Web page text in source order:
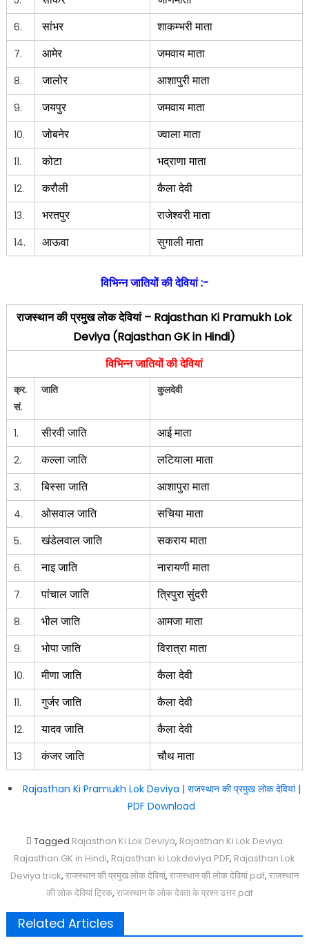
6. सांभर शाकम्भरी माता
7. आमेर जमवाय माता
8. जालोर आशापुरी माता
9. जयपुर जमवाय माता
10. जोबनेर ज्वाला माता
11. कोटा भद्राणा माता
12. करौली कैला देवी
13. भरतपुर राजेश्वरी माता
14. आऊवा सुगाली माता
विभिन्न जातियों कीदेवियां :-
राजस्थान की प्रमुख लोक देवियां– Rajasthan Ki Pramukh Lok
Deviya (Rajasthan GK in Hindi)
विभिन्न जातियों कीदेवियां
क्र.
सं.
जाति कुलदेवी
1. सीरवी जाति आई माता
2. कल्ला जाति लटियाला माता
3. बिस्सा जाति आशापुरा माता
4. ओसवाल जाति सचिया माता
5. खंडेलवाल जाति सकराय माता
6. नाइ जाति नारायणी माता
7. पांचाल जाति त्रिपुरा सुंदरी
8. भील जाति आमजा माता
9. भोपा जाति विरात्रा माता
10. मीणा जाति कैला देवी
11. गुर्जर जाति कैला देवी
12. यादव जाति कैला देवी
13 कंजर जाति चौथ माता
Rajasthan Ki Pramukh Lok Deviya | राजस्थान की प्रमुख लोक देवियां |
PDF Download
Tagged Rajasthan Ki Lok Deviya, Rajasthan Ki Lok Deviya
Rajasthan GK in Hindi, Rajasthan ki Lokdeviya PDF, Rajasthan Lok
Deviya trick, राजस्थान की प्रमुख लोक देवियां, राजस्थान की लोक देवियां pdf, राजस्थान
की लोक देवियां ट्रिक, राजस्थान के लोक देवता के प्रश्न उत्तर pdf
Related Articles